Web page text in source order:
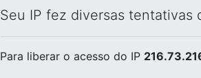
Seu IP fez diversas tentativas
Para liberar o acesso do IP